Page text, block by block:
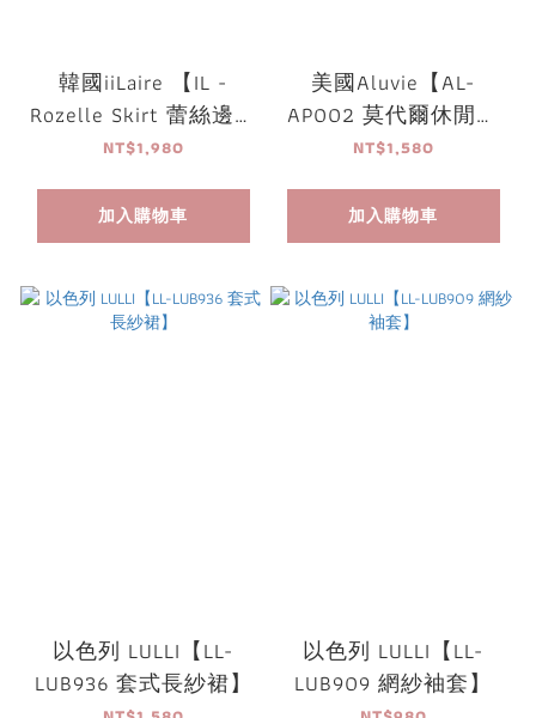
韓國iiLaire 【IL -
Rozelle Skirt 蕾絲邊褲
裙】
NT$1,980
加入購物車
美國Aluvie【AL-
AP002 莫代爾休閒短
褲】
NT$1,580
加入購物車
以色列 LULLI【LL-
LUB936 套式長紗裙】
以色列 LULLI【LL-
LUB909 網紗袖套】